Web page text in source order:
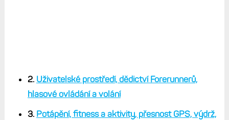
2. Uživatelské prostředí, dědictví Forerunnerů,
hlasové ovládání a volání
3. Potápění, fitness a aktivity, přesnost GPS, výdrž,